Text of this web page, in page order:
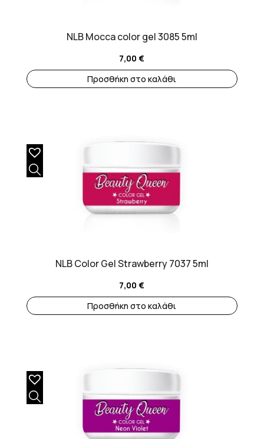
NLB Mocca color gel 3085 5ml
7,00€
Προσθήκη στο καλάθι
NLB Color Gel Strawberry 7037 5ml
7,00€
Προσθήκη στο καλάθι